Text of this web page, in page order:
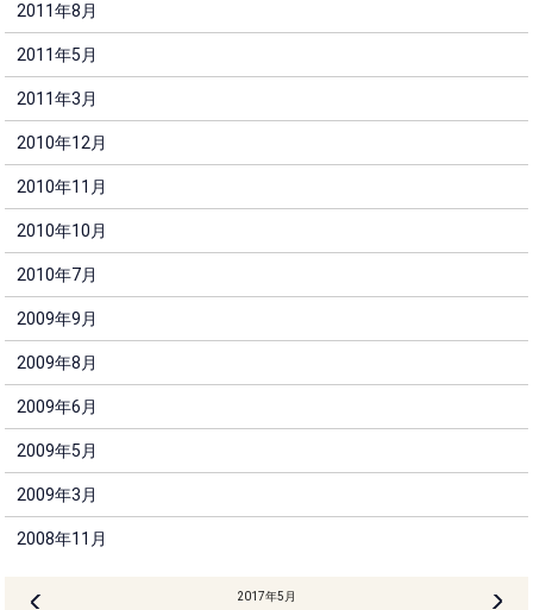
2011年8月
2011年5月
2011年3月
2010年12月
2010年11月
2010年10月
2010年7月
2009年9月
2009年8月
2009年6月
2009年5月
2009年3月
2008年11月
2017年5月